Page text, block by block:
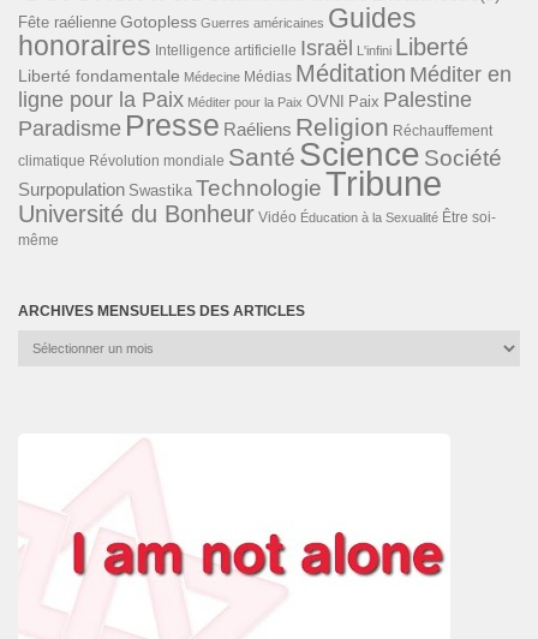
Fête raélienne Gotopless Guerres américaines Guides
honoraires Intelligence artificielle Israël L'infini Liberté
Liberté fondamentale Médecine Médias Méditation Méditer en
ligne pour la Paix Méditer pour la Paix OVNI Paix Palestine
Paradisme Presse Raéliens Religion Réchauffement
climatique Révolution mondiale Santé Science Société
Surpopulation Swastika TechnologieTribune
Université du Bonheur Vidéo Éducation à la Sexualité Être soi-
même
ARCHIVES MENSUELLES DES ARTICLES
Archives